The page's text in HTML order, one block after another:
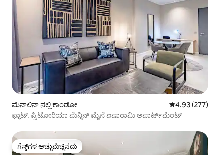
ಮೆನ್‌ಲಿನ್ ನಲ್ಲಿ ಕಾಂಡೋ 5 ರಲ್ಲಿ 4.93
4.93 (277)
ಫ್ಲಾಟ್. ಪ್ರಿಟೋರಿಯಾ ಮೆನ್ಲಿನ್ ಮೈನೆ ಐಷಾರಾಮಿ ಅಪಾರ್ಟ್‌ಮೆಂಟ್
ಗೆಸ್ಟ್‌ಗಳ ಅಚ್ಚುಮೆಚ್ಚಿನದು
ಗೆಸ್ಟ್‌ಗಳ ಅಚ್ಚುಮೆಚ್ಚಿನದು